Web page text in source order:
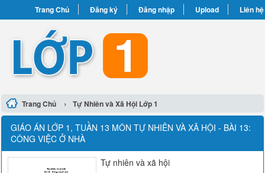
Trang Chủ Đăng ký Đăng nhập Upload Liên hệ
Trang Chủ › Tự Nhiên và Xã Hội Lớp 1
GIÁO ÁN LỚP 1, TUẦN 13 MÔN TỰ NHIÊN VÀ XÃ HỘI - BÀI 13:
CÔNG VIỆC Ở NHÀ
Tự nhiên và xã hội